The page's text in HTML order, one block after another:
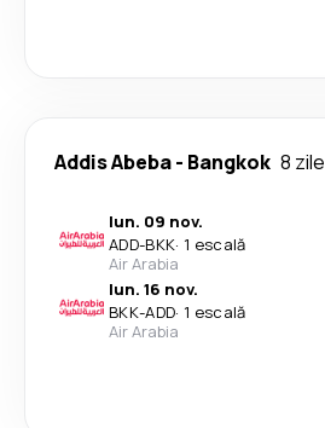
Addis Abeba- Bangkok 8 zile
lun. 09 nov.
ADD-BKK· 1 escală
Air Arabia
lun. 16 nov.
BKK-ADD· 1 escală
Air Arabia